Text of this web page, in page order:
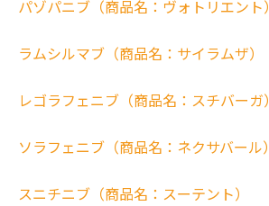
パゾパニブ（商品名：ヴォトリエント）
ラムシルマブ（商品名：サイラムザ）
レゴラフェニブ（商品名：スチバーガ）
ソラフェニブ（商品名：ネクサバール）
スニチニブ（商品名：スーテント）